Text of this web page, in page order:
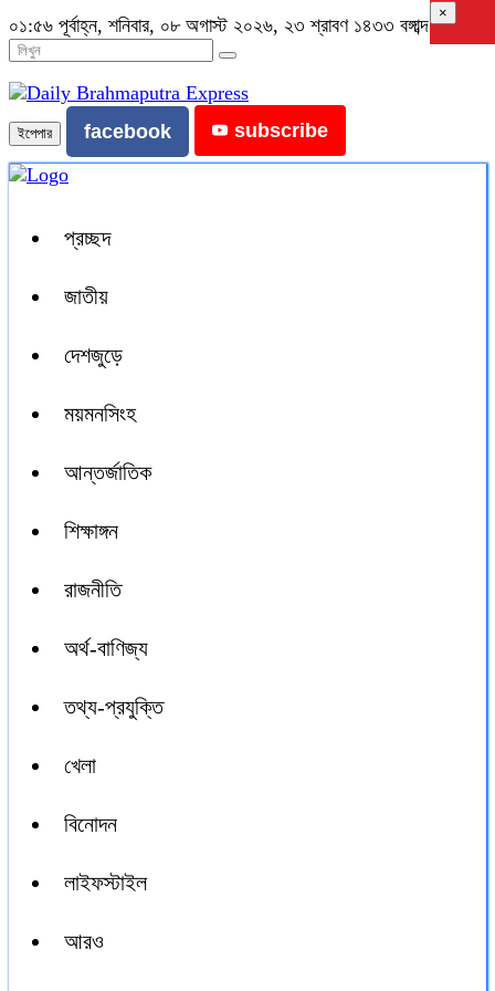
০১:৫৬ পূর্বাহ্ন, শনিবার, ০৮ অগাস্ট ২০২৬, ২৩ শ্রাবণ ১৪৩৩ বঙ্গাব্দ
ইপেপার facebook subscribe
প্রচ্ছদ
জাতীয়
দেশজুড়ে
ময়মনসিংহ
আন্তর্জাতিক
শিক্ষাঙ্গন
রাজনীতি
অর্থ-বাণিজ্য
তথ্য-প্রযুক্তি
খেলা
বিনোদন
লাইফস্টাইল
আরও
×